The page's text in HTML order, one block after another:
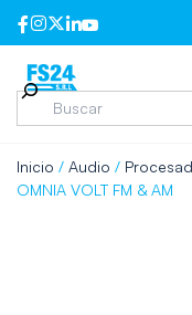
Inicio / Audio /
OMNIA VOLT FM & AM